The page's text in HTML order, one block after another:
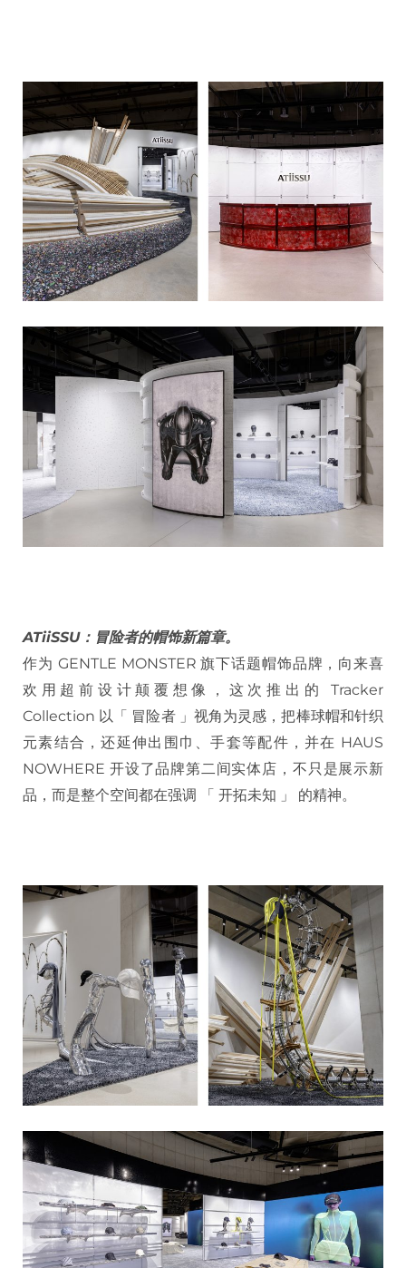
ATiiSSU：冒险者的帽饰新篇章。
作为 GENTLE MONSTER 旗下话题帽饰品牌，向来喜
欢用超前设计颠覆想像，这次推出的 Tracker
Collection 以「 冒险者 」视角为灵感，把棒球帽和针织
元素结合，还延伸出围巾、手套等配件，并在 HAUS
NOWHERE 开设了品牌第二间实体店，不只是展示新
品，而是整个空间都在强调 「 开拓未知 」 的精神。